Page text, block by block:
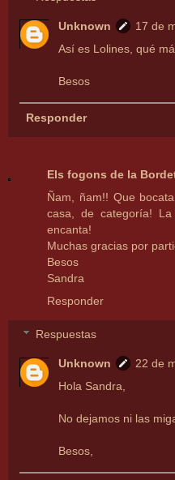
Unknown
17 de
Así es Lolines, qué
Besos
Responder
Els fogons de la
Ñam, ñam!! Que
casa, de categoría!
encanta!
Muchas gracias por
Besos
Sandra
Responder
Respuestas
Unknown
22 de
Hola Sandra,
No dejamos ni las
Besos,